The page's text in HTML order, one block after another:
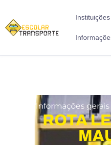
Instituições
Informações
ROTA